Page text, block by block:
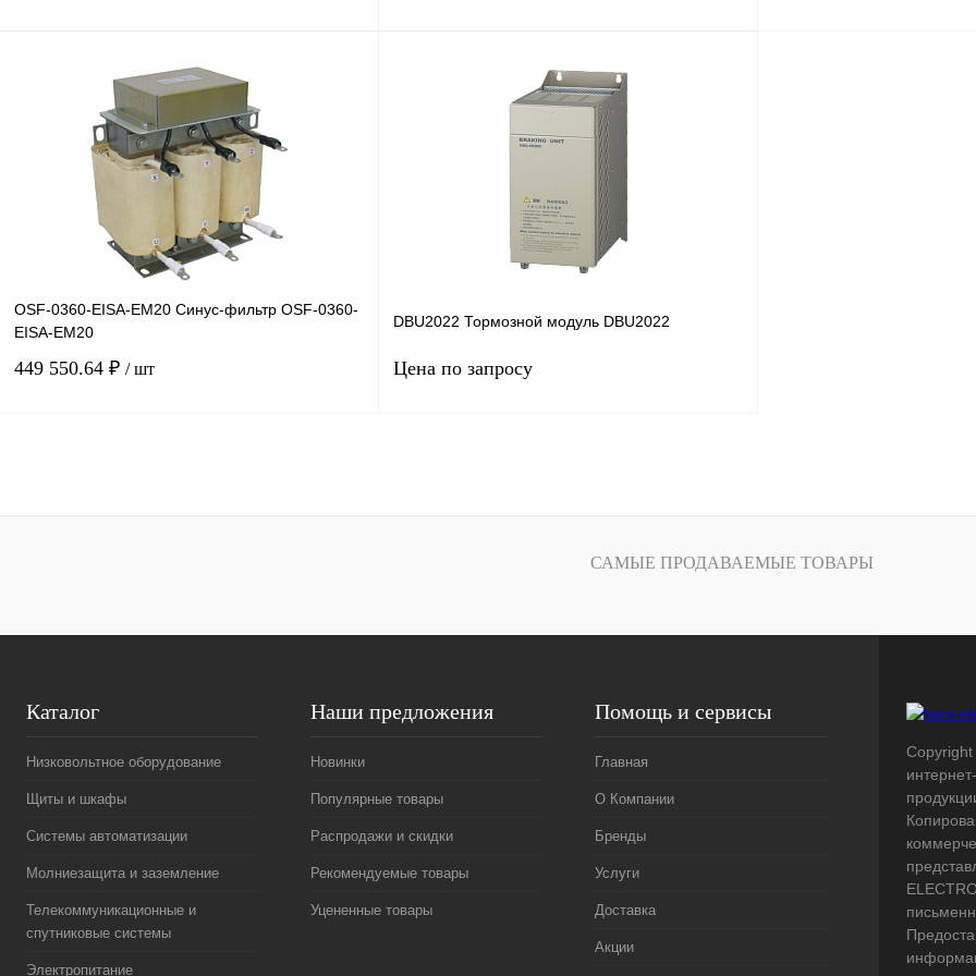
В корзину
Купить в 1 клик Сравнение
В избранное Под заказ
В корзину
Сравнение
Под заказ
OSF-0360-EISA-EM20 Синус-фильтр OSF-0360-
EISA-EM20
449 550.64 ₽ / шт
Купить в 1 клик Сравнение
DBU2022 Тормозной модуль DBU2022
Цена по запросу
Купить в 1 клик Сравнение
САМЫЕ ПРОДАВАЕМЫЕ ТОВАРЫ
Каталог
Низковольтное оборудование
Щиты и шкафы
Системы автоматизации
Молниезащита и заземление
Телекоммуникационные и
спутниковые системы
Электропитание
Наши предложения
Новинки
Популярные товары
Распродажи и скидки
Рекомендуемые товары
Уцененные товары
Помощь и сервисы
Главная
О Компании
Бренды
Услуги
Доставка
Акции